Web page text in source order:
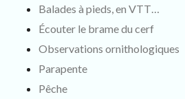
Balades à pieds, en VTT…
Écouter le brame du cerf
Observations ornithologiques
Parapente
Pêche